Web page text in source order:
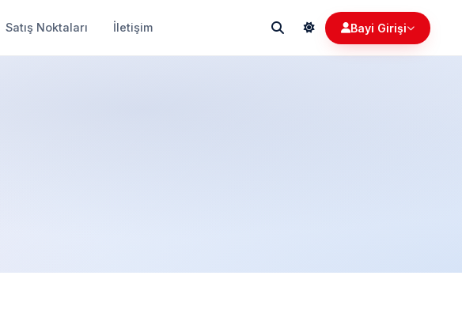
Satış Noktaları İletişim Bayi Girişi